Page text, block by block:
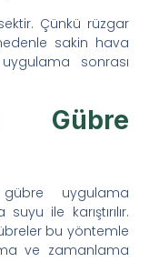
Çünkü rüzgar
sakin hava
uygulama sonrası
Gübre
uygulama
ile karıştırılır.
bu yöntemle
ve zamanlama